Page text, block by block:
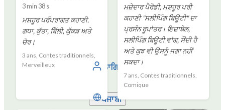
ਲਾਗਿਨ
ਪੰਜਾਬੀ
3 min 38 s
ਮਸ਼ਹੂਰ ਪਰੰਪਰਾਗਤ ਕਹਾਣੀ.
ਗਧਾ, ਕੁੱਤਾ, ਬਿੱਲੀ, ਕੁੱਕੜ ਅਤੇ
ਚੋਰ।
3 ans, Contes traditionnels,
Merveilleux
ਮਜ਼ੇਦਾਰ ਪੈਰੋਡੀ, ਮਸ਼ਹੂਰ ਪਰੀ
ਕਹਾਣੀ "ਸਲੀਪਿੰਗ ਬਿਊਟੀ" ਦਾ
ਪ੍ਰਸੰਨ ਰੂਪਾਂਤਰ। ਇਜ਼ਾਬੇਲ,
ਸਲੀਪਿੰਗ ਬਿਊਟੀ ਵਾਂਗ, ਸੌਂਦੀ ਹੈ
ਅਤੇ ਕੁਝ ਵੀ ਉਸਨੂੰ ਜਗਾ ਨਹੀਂ
ਸਕਦਾ।
7 ans, Contes traditionnels,
Comique